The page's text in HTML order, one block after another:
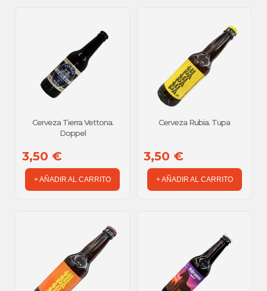
Cerveza Tierra Vettona.
Doppel
3,50 €
+ AÑADIR AL CARRITO
Cerveza Rubia. Tupa
3,50 €
+ AÑADIR AL CARRITO